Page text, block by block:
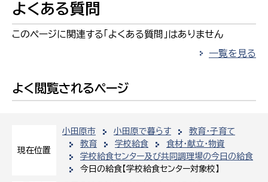
現在位置
小田原市 小田原で暮らす
教育・子育て
教育
学校給食
食材・献立・物資
学校給食センター及び共同調理場の今日の給食
今日の給食【学校給食センター対象校】
よくある質問
このページに関連する「よくある質問」はありません
一覧を見る
よく閲覧されるページ